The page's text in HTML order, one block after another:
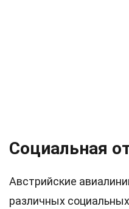
Социальная
Австрийские
различных